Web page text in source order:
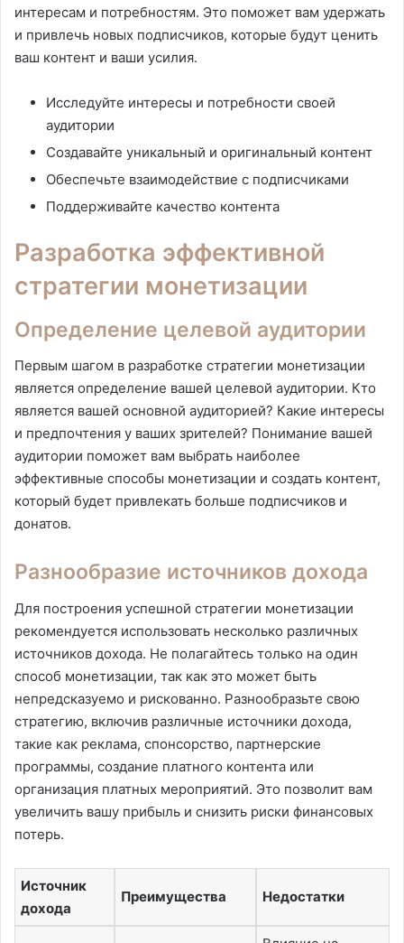
интересам и потребностям. Это поможет вам удержать
и привлечь новых подписчиков, которые будут ценить
ваш контент и ваши усилия.
Исследуйте интересы и потребности своей
аудитории
Создавайте уникальный и оригинальный контент
Обеспечьте взаимодействие с подписчиками
Поддерживайте качество контента
Разработка эффективной
стратегии монетизации
Определение целевой аудитории
Первым шагом в разработке стратегии монетизации
является определение вашей целевой аудитории. Кто
является вашей основной аудиторией? Какие интересы
и предпочтения у ваших зрителей? Понимание вашей
аудитории поможет вам выбрать наиболее
эффективные способы монетизации и создать контент,
который будет привлекать больше подписчиков и
донатов.
Разнообразие источников дохода
Для построения успешной стратегии монетизации
рекомендуется использовать несколько различных
источников дохода. Не полагайтесь только на один
способ монетизации, так как это может быть
непредсказуемо и рискованно. Разнообразьте свою
стратегию, включив различные источники дохода,
такие как реклама, спонсорство, партнерские
программы, создание платного контента или
организация платных мероприятий. Это позволит вам
увеличить вашу прибыль и снизить риски финансовых
потерь.
Источник
дохода
Преимущества Недостатки